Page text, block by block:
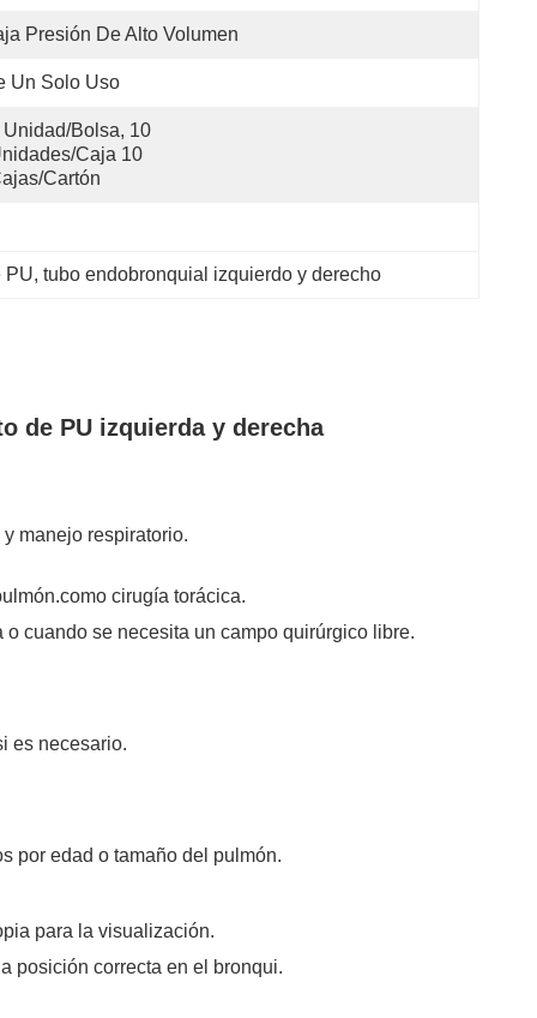
Presión De Alto Volumen
Un Solo Uso
Unidad/bolsa, 10
caja 10
cartón
PU, tubo endobronquial izquierdo y derecho
de PU izquierda y derecha
manejo respiratorio.
cirugía torácica.
cuando se necesita un campo quirúrgico libre.
es necesario.
por edad o tamaño del pulmón.
para la visualización.
posición correcta en el bronqui.